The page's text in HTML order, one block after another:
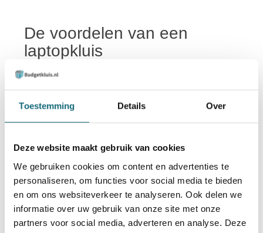
Toestemming Details Over
Deze website maakt gebruik van cookies
We gebruiken cookies om content en advertenties te
personaliseren, om functies voor social media te bieden
en om ons websiteverkeer te analyseren. Ook delen we
informatie over uw gebruik van onze site met onze
partners voor social media, adverteren en analyse. Deze
De voordelen van een
laptopkluis
Laptopkluizen zijn specifiek ontworpen voor het
een aantal andere voordelen verbonden aan dit
van dit type kluis biedt het tot op zekere hoogte
bescherming tegen brand.
Elektronisch slot: bij alle laptopkluizen heb je
de keuze om de kluis te laten voorzien van een
elektronisch slot voor extra beveiliging en
Beschermende bekleding
binnenkant van deze brandkasten maakt de